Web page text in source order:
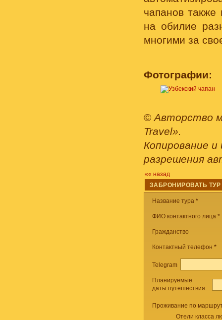
чапанов
на обилие
многими за
Фотографии:
© Авторство
Travel».
Копирование
разрешения
«« назад
ЗАБРОНИРОВАТЬ ТУР
Название тура *
ФИО контактного лица *
Гражданство
Контактный телефон *
Telegram
Планируемые
даты путешествия:
Проживание по
Отели класса